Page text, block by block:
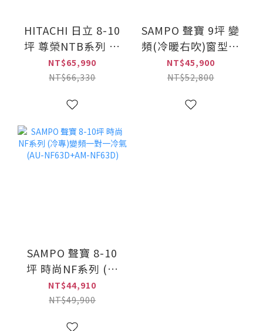
HITACHI 日立 8-10
坪 尊榮NTB系列 變
頻(冷暖)一對一冷氣
(RAS-63NTB+RAC-
NT$65,990
NT$66,330
SAMPO 聲寶 9坪 變
頻(冷暖右吹)窗型冷
氣(AW-RH63DC)
NT$45,900
NT$52,800
SAMPO 聲寶 8-10
坪 時尚NF系列 (冷
專)變頻一對一冷氣
(AU-NF63D+AM-
NT$44,910
NT$49,900